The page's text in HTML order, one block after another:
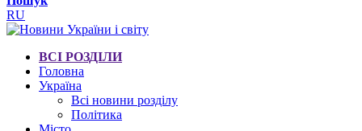
RU
ВСІ РОЗДІЛИ
Головна
Україна
Всі новини розділу
Політика